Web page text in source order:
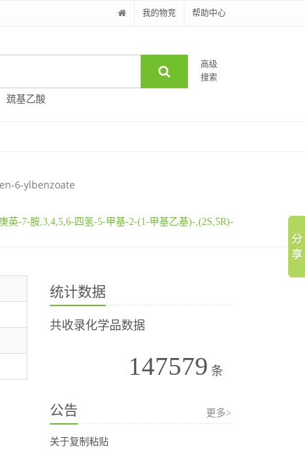
我的物竞 帮助中心
高级
搜索
巯基乙酸
6-ylbenzoate
英-7-胺,3,4,5,6-四氢-5-甲基-2-(1-甲基乙基)-,(2S,5R)-
统计数据
共收录化学品数据
147579 条
公告 更多>
关于复制粘贴